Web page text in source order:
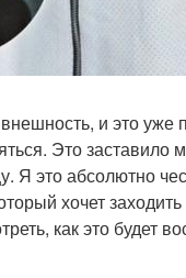
и это
Это заставило
Я это абсолютно
хочет
как это будет